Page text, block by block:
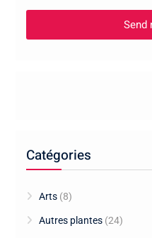
Catégories
Arts (8)
Autres plantes (24)